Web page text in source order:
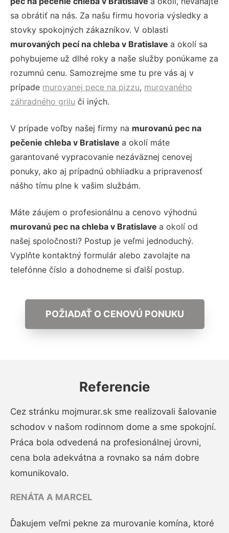
sa obrátiť na nás. Za našu firmu hovoria výsledky a
stovky spokojných zákazníkov. V oblasti
murovaných pecí na chleba v Bratislave a okolí sa
pohybujeme už dlhé roky a naše služby ponúkame za
rozumnú cenu. Samozrejme sme tu pre vás aj v
prípade murovanej pece na pizzu, murovaného
záhradného grilu či iných.
V prípade voľby našej firmy na murovanú pec na
pečenie chleba v Bratislave a okolí máte
garantované vypracovanie nezáväznej cenovej
ponuky, ako aj prípadnú obhliadku a pripravenosť
nášho tímu plne k vašim službám.
Máte záujem o profesionálnu a cenovo výhodnú
murovanú pec na chleba v Bratislave a okolí od
našej spoločnosti? Postup je veľmi jednoduchý.
Vyplňte kontaktný formulár alebo zavolajte na
telefónne číslo a dohodneme si ďalší postup.
POŽIADAŤ O CENOVÚ PONUKU
Referencie
Cez stránku mojmurar.sk sme realizovali šalovanie
schodov v našom rodinnom dome a sme spokojní.
Práca bola odvedená na profesionálnej úrovni,
cena bola adekvátna a rovnako sa nám dobre
komunikovalo.
RENÁTA A MARCEL
Ďakujem veľmi pekne za murovanie komína, ktoré